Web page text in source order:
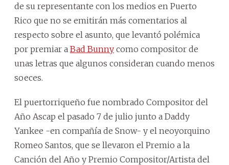
de su representante con los medios en Puerto
Rico que no se emitirán más comentarios al
respecto sobre el asunto, que levantó polémica
por premiar a Bad Bunny como compositor de
unas letras que algunos consideran cuando menos
soeces.
El puertorriqueño fue nombrado Compositor del
Año Ascap el pasado 7 de julio junto a Daddy
Yankee -en compañía de Snow- y el neoyorquino
Romeo Santos, que se llevaron el Premio a la
Canción del Año y Premio Compositor/Artista del